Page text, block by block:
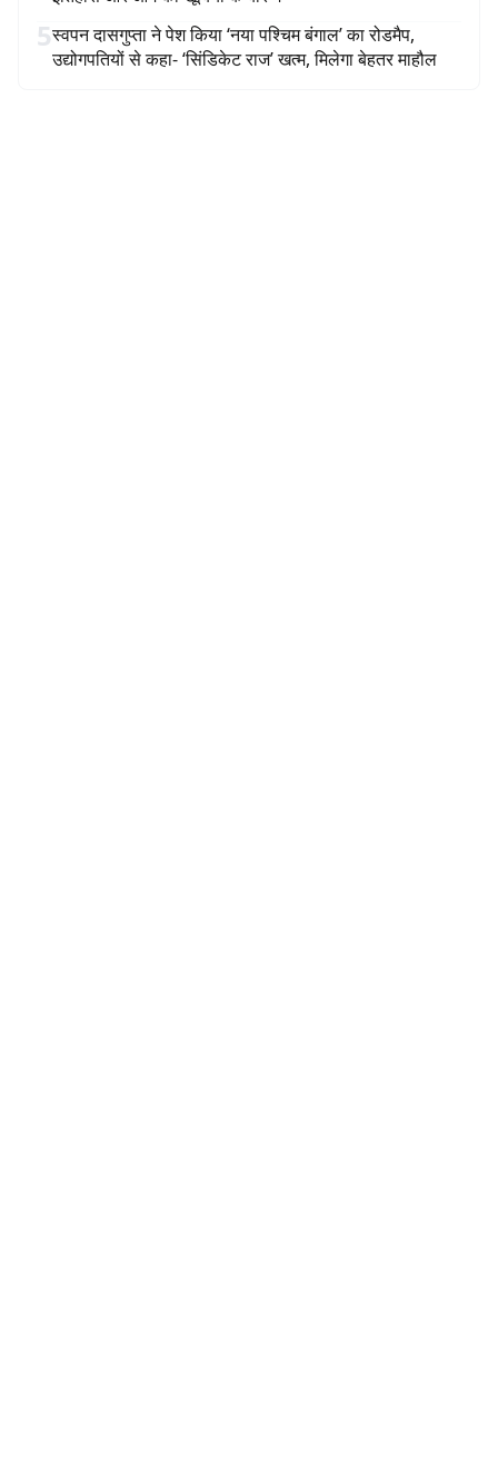
5स्वपन दासगुप्ता ने पेश किया ‘नया पश्चिम बंगाल’ का रोडमैप,
उद्योगपतियों से कहा- ‘सिंडिकेट राज’ खत्म, मिलेगा बेहतर माहौल